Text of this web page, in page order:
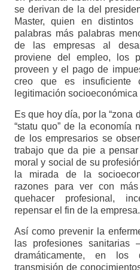
se derivan de la del
Master, quien en distintos
palabras más palabras
de las empresas al
proviene del empleo, los
proveen y el pago de
creo que es
legitimación
Es que hoy día, por la “zona
“statu quo” de la economía
de los empresarios se
trabajo que da pie a
moral y social de su
la mirada de la
razones para ver con
quehacer profesional,
repensar el fin de la empresa.
Así como prevenir la
las profesiones
dramáticamente, en
transmisión de